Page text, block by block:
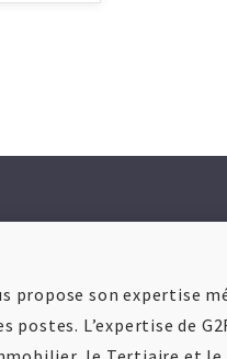
propose son expertise
postes. L’expertise de